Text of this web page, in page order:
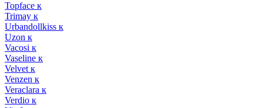
Topface к
Trimay к
Urbandollkiss к
Uzon к
Vacosi к
Vaseline к
Velvet к
Venzen к
Veraclara к
Verdio к